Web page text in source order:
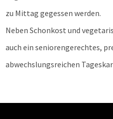
zu Mittag gegessen werden.
Neben Schonkost und
auch ein seniorengerechtes,
abwechslungsreichen